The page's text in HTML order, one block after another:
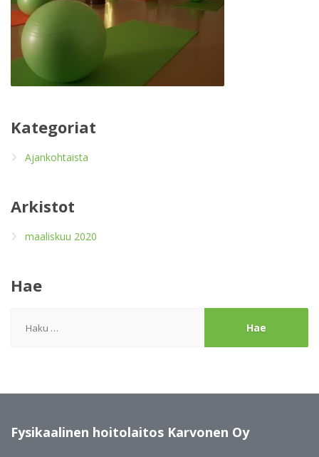
Kategoriat
Ajankohtaista
Arkistot
maaliskuu 2020
Hae
Fysikaalinen hoitolaitos Karvonen Oy